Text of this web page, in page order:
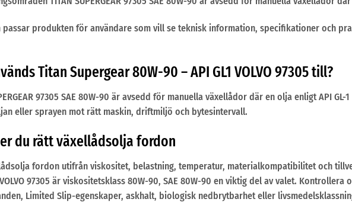
passar produkten för användare som vill se teknisk information, specifikationer och
Titan Supergear 80W-90 – API GL1 VOLVO 97305 till?
97305 SAE 80W-90 är avsedd för manuella växellådor där en olja enligt API
eller sprayen mot rätt maskin, driftmiljö och bytesintervall.
du rätt växellådsolja fordon
fordon utifrån viskositet, belastning, temperatur, materialkompatibilitet och
VOLVO 97305 är viskositetsklass 80W-90, SAE 80W-90 en viktig del av valet.
Limited Slip-egenskaper, askhalt, biologisk nedbrytbarhet eller